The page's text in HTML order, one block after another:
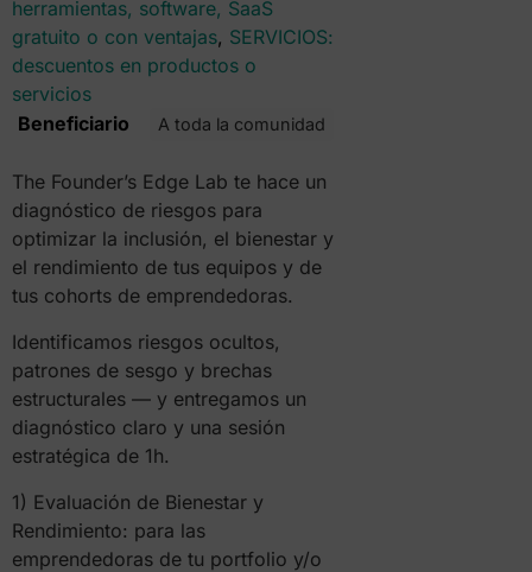
herramientas, software, SaaS
gratuito o con ventajas, SERVICIOS:
descuentos en productos o
servicios
Beneficiario
A toda la comunidad
The Founder’s Edge Lab te hace un
diagnóstico de riesgos para
optimizar la inclusión, el bienestar y
el rendimiento de tus equipos y de
tus cohorts de emprendedoras.
Identificamos riesgos ocultos,
patrones de sesgo y brechas
estructurales — y entregamos un
diagnóstico claro y una sesión
estratégica de 1h.
1) Evaluación de Bienestar y
Rendimiento: para las
emprendedoras de tu portfolio y/o